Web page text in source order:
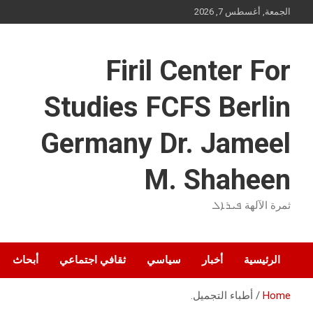
to
الجمعة, أغسطس 7, 2026
Firil Center For
Studies FCFS Berlin
Germany Dr. Jameel
M. Shaheen
ثمرة الآلهة ܦܝܪܐܠ
الرئيسية أخبار سياسي ثقافي اجتماعي أبحاث
Home أطباء التجميل.